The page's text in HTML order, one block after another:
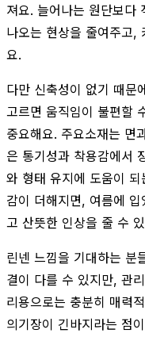
져요. 늘어나는 원단보다
나오는 현상을 줄여주고,
요.
다만 신축성이 없기 때문
고르면 움직임이 불편할
중요해요. 주요소재는 면
은 통기성과 착용감에서
와 형태 유지에 도움이
감이 더해지면, 여름에
고 산뜻한 인상을 줄 수
린넨 느낌을 기대하는 분
결이 다를 수 있지만, 관
리용으로는 충분히 매력
의기장이 긴바지라는 점